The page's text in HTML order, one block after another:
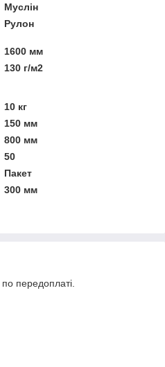
Муслін
Рулон
1600 мм
130 г/м2
10 кг
150 мм
800 мм
50
Пакет
300 мм
передоплаті.